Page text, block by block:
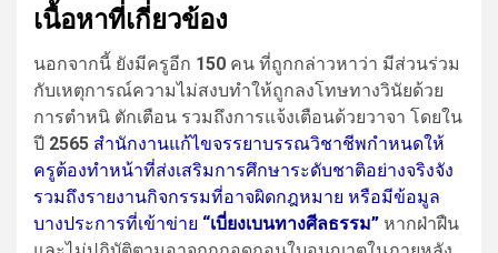
เนื้อหาที่เกี่ยวข้อง
นอกจากนี้ ยังมีครูอีก 150 คน ที่ถูกกล่าวหาว่า มีส่วนร่วม
กับเหตุการณ์ความไม่สงบทำให้ถูกลงโทษทางวินัยด้วย
การตำหนิ ตักเตือน รวมถึงการแจ้งเตือนด้วยวาจา โดยใน
ปี 2565 สำนักงานแก้ไขจรรยาบรรณวิชาชีพกำหนดให้
ครูต้องทำหน้าที่ส่งเสริมการศึกษาระดับชาติอย่างจริงจัง
รวมถึงรายงานกิจกรรมที่อาจผิดกฎหมาย หรือมีข้อมูล
บางประการที่เข้าข่าย “เบี่ยงเบนทางศีลธรรม” หากฝ่าฝืน